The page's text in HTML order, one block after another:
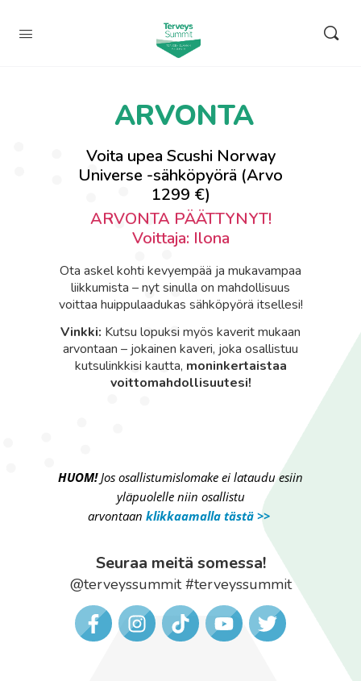
ARVONTA
Voita upea Scushi Norway
Universe -sähköpyörä (Arvo
1299 €)
ARVONTA PÄÄTTYNYT!
Voittaja: Ilona
Ota askel kohti kevyempää ja mukavampaa
liikkumista – nyt sinulla on mahdollisuus
voittaa huippulaadukas sähköpyörä itsellesi!
Vinkki: Kutsu lopuksi myös kaverit mukaan
arvontaan – jokainen kaveri, joka osallistuu
kutsulinkkisi kautta, moninkertaistaa
voittomahdollisuutesi!
HUOM!Jos osallistumislomake ei lataudu esiin
yläpuolelle niin osallistu
arvontaan klikkaamalla tästä >>
Seuraa meitä somessa!
@terveyssummit #terveyssummit